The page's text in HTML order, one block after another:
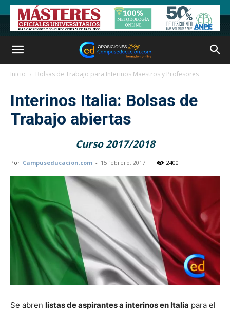
Inicio Bolsas de Trabajo para Interinos Maestros y Profesores
Interinos Italia: Bolsas de
Trabajo abiertas
Curso 2017/2018
Por Campuseducacion.com - 15 febrero, 2017 2400
Se abren listas de aspirantes a interinos en Italia para el